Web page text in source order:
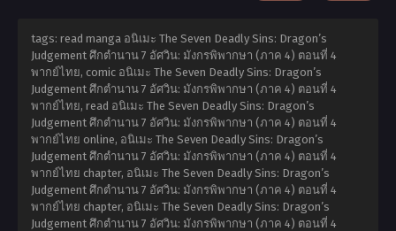
tags: read manga อนิเมะ The Seven Deadly Sins: Dragon’s
Judgement ศึกตำนาน 7 อัศวิน: มังกรพิพากษา (ภาค 4) ตอนที่ 4
พากย์ไทย, comic อนิเมะ The Seven Deadly Sins: Dragon’s
Judgement ศึกตำนาน 7 อัศวิน: มังกรพิพากษา (ภาค 4) ตอนที่ 4
พากย์ไทย, read อนิเมะ The Seven Deadly Sins: Dragon’s
Judgement ศึกตำนาน 7 อัศวิน: มังกรพิพากษา (ภาค 4) ตอนที่ 4
พากย์ไทย online, อนิเมะ The Seven Deadly Sins: Dragon’s
Judgement ศึกตำนาน 7 อัศวิน: มังกรพิพากษา (ภาค 4) ตอนที่ 4
พากย์ไทย chapter, อนิเมะ The Seven Deadly Sins: Dragon’s
Judgement ศึกตำนาน 7 อัศวิน: มังกรพิพากษา (ภาค 4) ตอนที่ 4
พากย์ไทย chapter, อนิเมะ The Seven Deadly Sins: Dragon’s
Judgement ศึกตำนาน 7 อัศวิน: มังกรพิพากษา (ภาค 4) ตอนที่ 4